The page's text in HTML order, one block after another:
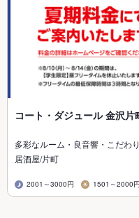
コート・ダジュール 金沢片
多彩なルーム・良音響・こだわ
居酒屋/片町
2001～3000円 1501～2000円